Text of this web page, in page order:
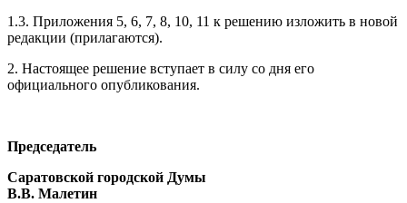
1.3. Приложения 5, 6, 7, 8, 10, 11 к решению изложить в новой
редакции (прилагаются).
2. Настоящее решение вступает в силу со дня его
официального опубликования.
Председатель
Саратовской городской Думы
В.В. Малетин